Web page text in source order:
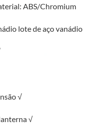
ABS/Chromium
lote de aço vanádio
√
√